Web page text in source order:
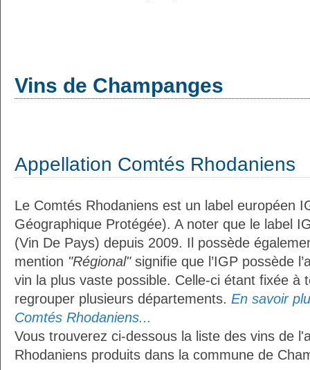
Vins de Champanges
Appellation Comtés Rhodaniens
Le Comtés Rhodaniens est un label européen
Géographique Protégée). A noter que le label
(Vin De Pays) depuis 2009. Il possède
mention "Régional"signifie que l’IGP possède
vin la plus vaste possible. Celle-ci étant fixée à
regrouper plusieurs départements. En savoir
Comtés Rhodaniens...
Vous trouverez ci-dessous la liste des vins de
Rhodaniens produits dans la commune de